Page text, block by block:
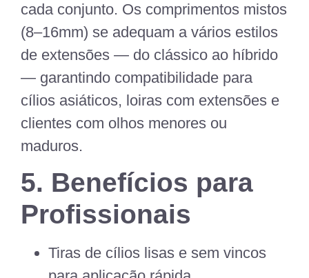
cada conjunto. Os comprimentos mistos
(8–16mm) se adequam a vários estilos
de extensões — do clássico ao híbrido
— garantindo compatibilidade para
cílios asiáticos, loiras com extensões e
clientes com olhos menores ou
maduros.
5. Benefícios para
Profissionais
Tiras de cílios lisas e sem vincos